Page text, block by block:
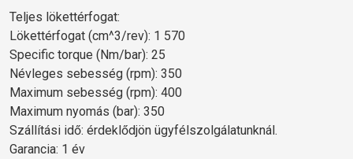
Teljes lökettérfogat:
Lökettérfogat (cm^3/rev): 1 570
Specific torque (Nm/bar): 25
Névleges sebesség (rpm): 350
Maximum sebesség (rpm): 400
Maximum nyomás (bar): 350
Szállítási idő: érdeklődjön ügyfélszolgálatunknál.
Garancia: 1 év